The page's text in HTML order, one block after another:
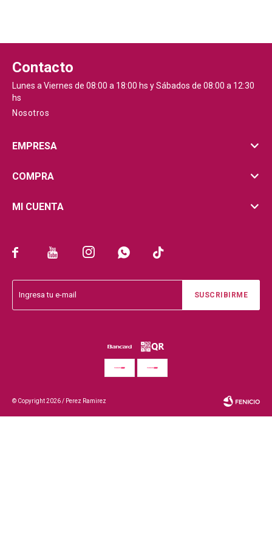
    
SUSCRIBIRME
Contacto
Lunes a Viernes de 08:00 a 18:00 hs y Sábados de 08:00 a 12:30
hs
Nosotros
EMPRESA
COMPRA
MI CUENTA
© Copyright 2026 / Perez Ramirez